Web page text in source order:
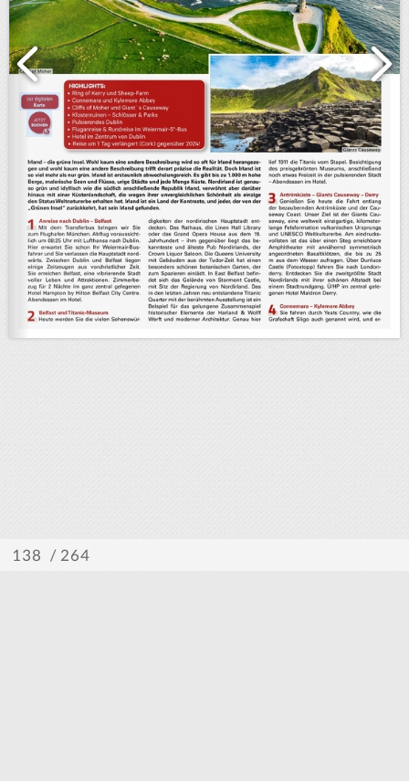
/ 264